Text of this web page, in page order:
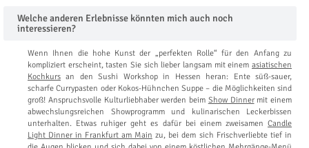
Welche anderen Erlebnisse könnten mich auch noch
interessieren?
Wenn Ihnen die hohe Kunst der „perfekten Rolle“ für den Anfang zu
kompliziert erscheint, tasten Sie sich lieber langsam mit einem asiatischen
Kochkurs an den Sushi Workshop in Hessen heran: Ente süß-sauer,
scharfe Currypasten oder Kokos-Hühnchen Suppe – die Möglichkeiten sind
groß! Anspruchsvolle Kulturliebhaber werden beim Show Dinnermit einem
abwechslungsreichen Showprogramm und kulinarischen Leckerbissen
unterhalten. Etwas ruhiger geht es dafür bei einem zweisamen Candle
Light Dinner in Frankfurt am Main zu, bei dem sich Frischverliebte tief in